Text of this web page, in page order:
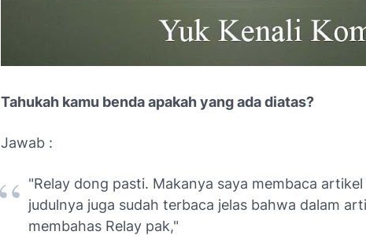
Tahukah kamu benda apakah yang ada diatas?
Jawab :
"Relay dong pasti. Makanya saya membaca
judulnya juga sudah terbaca jelas bahwa dalam
membahas Relay pak,"